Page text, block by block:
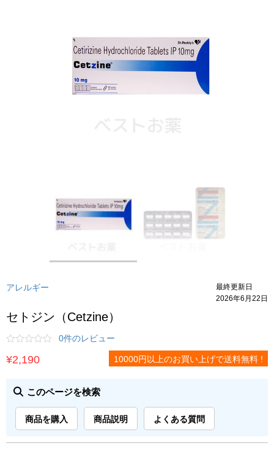
アレルギー
最終更新日
2026年6月22日
セトジン（Cetzine）
0件のレビュー
¥2,190 10000円以上のお買い上げで送料無料 !
このページを検索
商品を購入 商品説明 よくある質問